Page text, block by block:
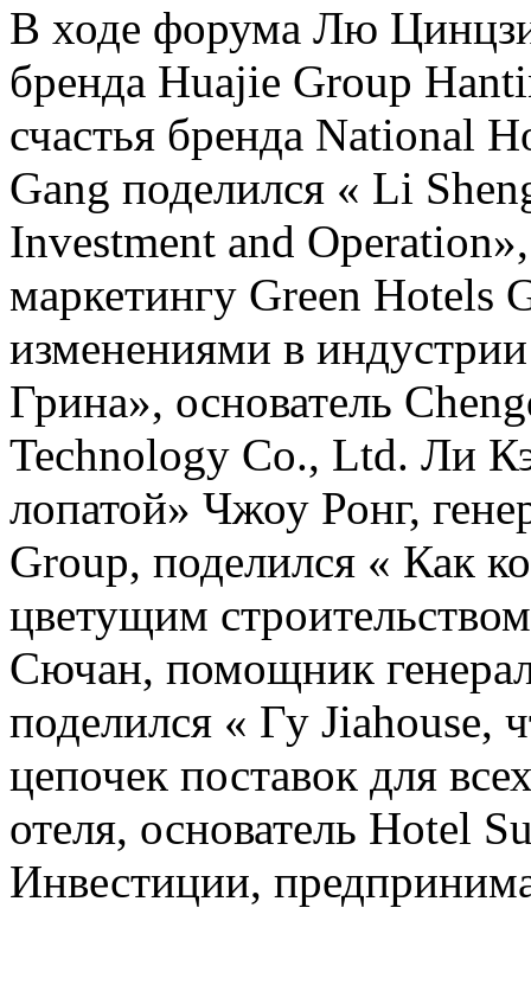
В ходе форума Лю
бренда Huajie Group
счастья бренда National
Gang поделился « Li
Investment and
маркетингу Green Hotels
изменениями в
Грина», основатель
Technology Co., Ltd. Ли
лопатой» Чжоу Ронг,
Group, поделился « Как
цветущим
Сючан, помощник
поделился « Гу Jiahouse,
цепочек поставок для
отеля, основатель Hotel
Инвестиции,